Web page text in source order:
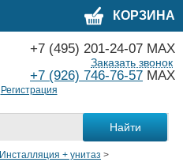
КОРЗИНА
Регистрация
+7 (495) 201-24-07 MAX
+7 (926) 746-76-57 MAX
Заказать звонок
Инсталляция + унитаз >